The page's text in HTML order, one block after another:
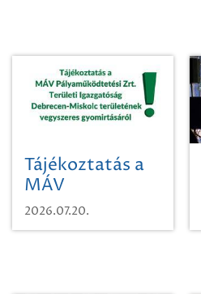
Tájékoztatás a
MÁV
Pályaműködtetési
Zrt. Területi
2026.07.20.